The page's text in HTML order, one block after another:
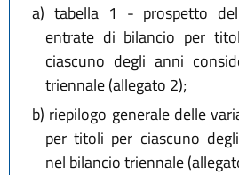
a) tabella 1 - prospetto
entrate di bilancio per
ciascuno degli anni
triennale (allegato 2);
b) riepilogo generale delle
per titoli per ciascuno
nel bilancio triennale